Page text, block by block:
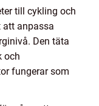
till cykling och
att anpassa
Den täta
och
fungerar som